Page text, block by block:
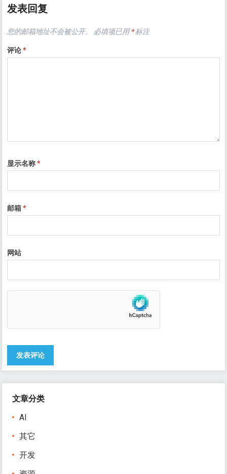
发表回复
您的邮箱地址不会被公开。 必填项已用 *标注
评论*
显示名称*
邮箱*
网站
文章分类
AI
其它
开发